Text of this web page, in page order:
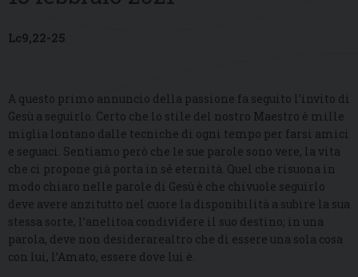
Lc9,22-25
A questo primo annuncio della passione fa seguito l’invito di
Gesù a seguirlo. Certo che lo stile del nostro Maestro è mille
miglia lontano dalle tecniche di ogni tempo per farsi amici
e seguaci. Sentiamo però che le sue parole sono vere, la vita
che ci propone già porta in sé eternità. Quel che risuona in
modo chiaro nelle parole di Gesù è che chivuole seguirlo
deve avere anzitutto nel cuore la disponibilità a subire la sua
stessa sorte, l’anelitoa condividere il suo destino; in una
parola, deve non desiderarealtro che di essere una sola cosa
con lui, l’Amato, essere dove lui è.